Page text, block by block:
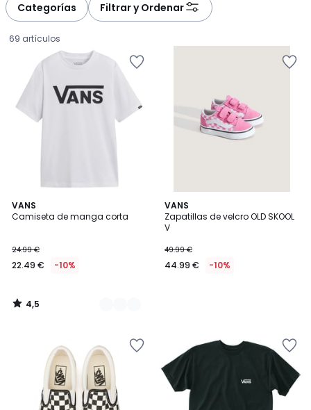
Categorías Filtrar y Ordenar
69 artículos
VANS
Camiseta de manga corta
€
en
de
24.99
descuento
aplicado.
24.99 €
22.49 € -10%
4,5
/ 5
4
Colores
4,5
/
VANS
Zapatillas de velcro OLD SKOOL
V
49.99 €
44.99 € -10%